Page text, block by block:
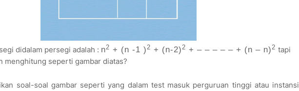
didalam persegi adalah : n2 + (n -1 ) 2 + (n-2) 2 + – – – – – + (n – n) 2 tapi
menghitung seperti gambar diatas?
soal-soal gambar seperti yang dalam test masuk perguruan tinggi atau instansi